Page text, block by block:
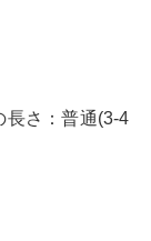
長さ：普通(3-4